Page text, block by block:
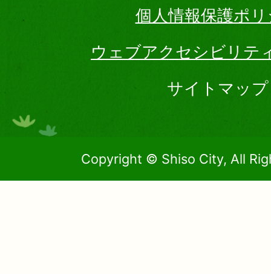
個人情報保護ポ
ウェブアクセシビリテ
サイトマップ
Copyright © Shiso City, All